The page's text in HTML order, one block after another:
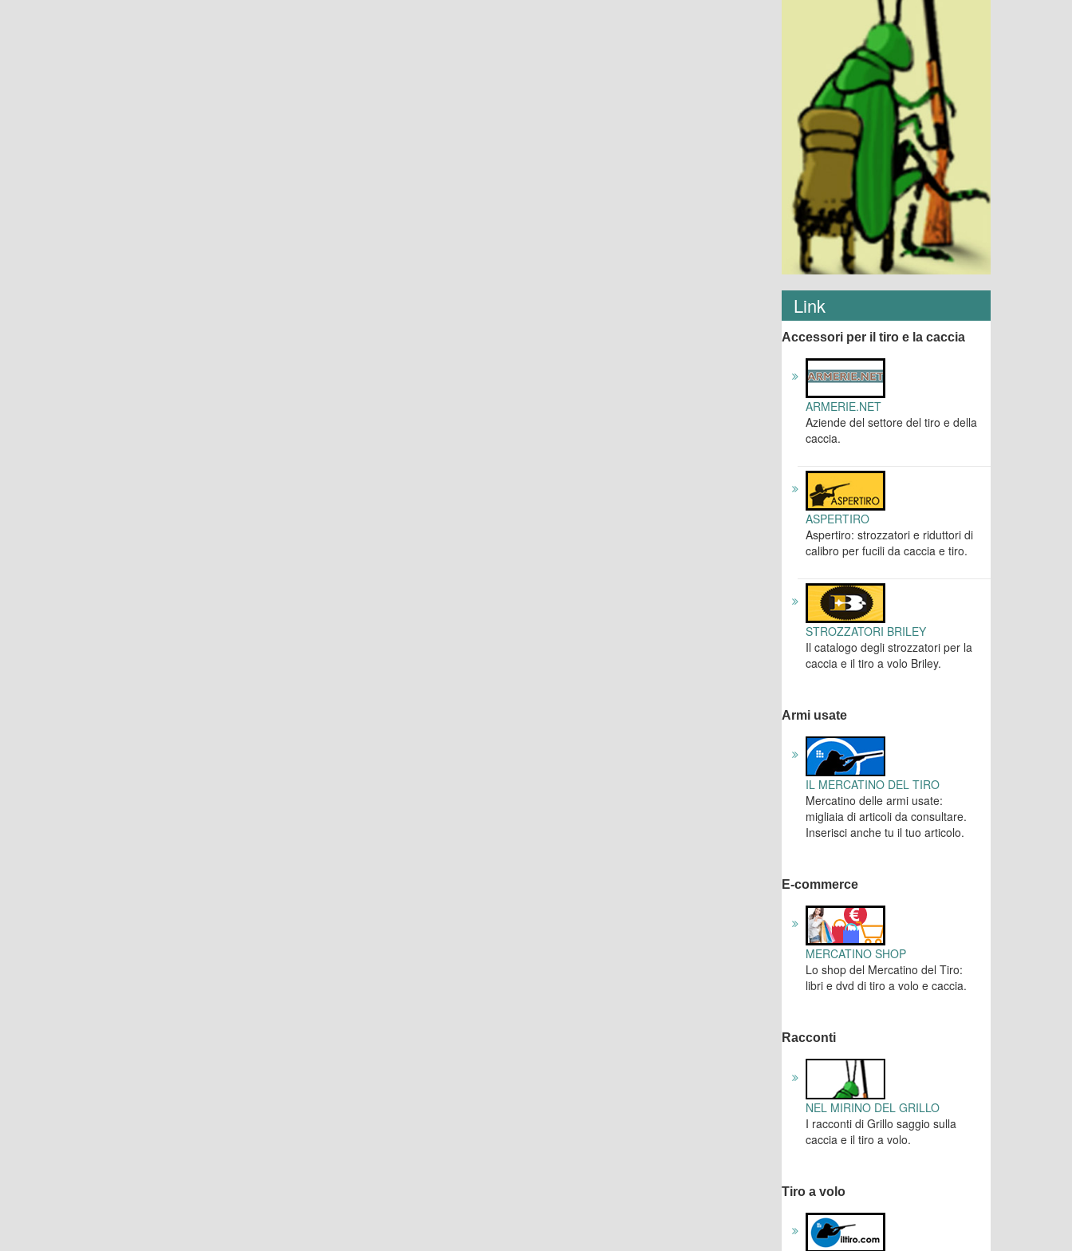
Link
Accessori per il tiro e la caccia
ARMERIE.NET
Aziende del settore del tiro e della
caccia.
ASPERTIRO
Aspertiro: strozzatori e riduttori di
calibro per fucili da caccia e tiro.
STROZZATORI BRILEY
Il catalogo degli strozzatori per la
caccia e il tiro a volo Briley.
Armi usate
IL MERCATINO DEL TIRO
Mercatino delle armi usate:
migliaia di articoli da consultare.
Inserisci anche tu il tuo articolo.
E-commerce
MERCATINO SHOP
Lo shop del Mercatino del Tiro:
libri e dvd di tiro a volo e caccia.
Racconti
NEL MIRINO DEL GRILLO
I racconti di Grillo saggio sulla
caccia e il tiro a volo.
Tiro a volo